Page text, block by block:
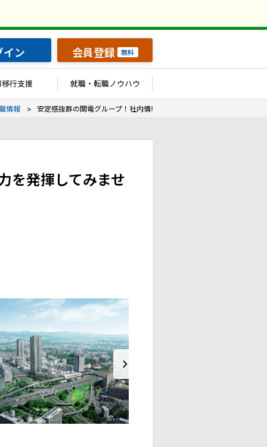
イン 会員登録 無料
行支援 就職・転職ノウハウ
情報 安定感抜群の関電グループ！社内情報システム部門であなたの力を発
を発揮してみませ